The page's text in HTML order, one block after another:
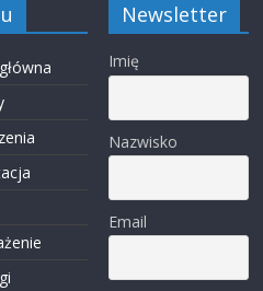
Newsletter
Imię
Nazwisko
Email